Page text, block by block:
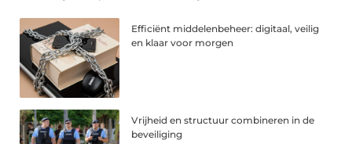
Efficiënt middelenbeheer: digitaal, veilig
en klaar voor morgen
Vrijheid en structuur combineren in de
beveiliging